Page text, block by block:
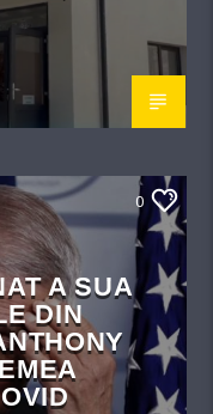
0
A SUA
DIN